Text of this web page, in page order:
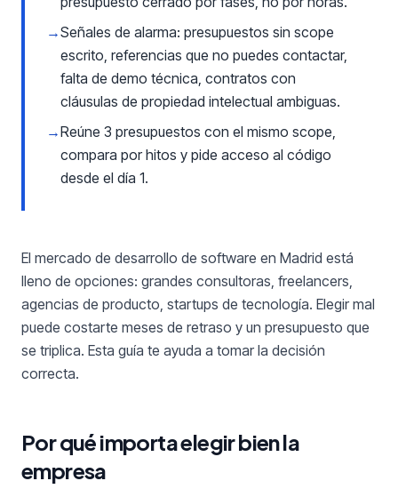
→Señales de alarma: presupuestos sin scope
escrito, referencias que no puedes contactar,
falta de demo técnica, contratos con
cláusulas de propiedad intelectual ambiguas.
→Reúne 3 presupuestos con el mismo scope,
compara por hitos y pide acceso al código
desde el día 1.
El mercado de desarrollo de software en Madrid está
lleno de opciones: grandes consultoras, freelancers,
agencias de producto, startups de tecnología. Elegir mal
puede costarte meses de retraso y un presupuesto que
se triplica. Esta guía te ayuda a tomar la decisión
correcta.
Por qué importa elegir bien la
empresa